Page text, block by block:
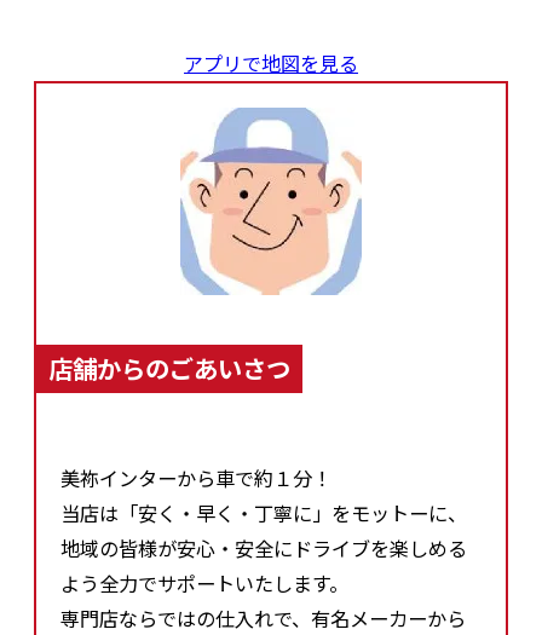
アプリで地図を見る
店舗からのごあいさつ
美祢インターから車で約１分！
当店は「安く・早く・丁寧に」をモットーに、
地域の皆様が安心・安全にドライブを楽しめる
よう全力でサポートいたします。
専門店ならではの仕入れで、有名メーカーから